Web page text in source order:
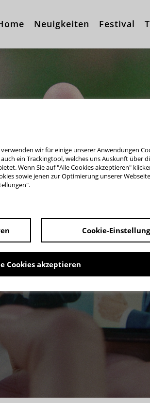
Neuigkeiten Festival
wir für einige unserer Anwendungen
ein Trackingtool, welches uns Auskunft über
Wenn Sie auf "Alle Cookies akzeptieren"
sowie jenen zur Optimierung unserer
Cookie-
Cookies akzeptieren